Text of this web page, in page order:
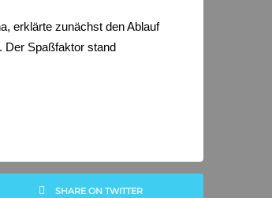
erklärte zunächst den Ablauf
Der Spaßfaktor stand
SHARE ON TWITTER